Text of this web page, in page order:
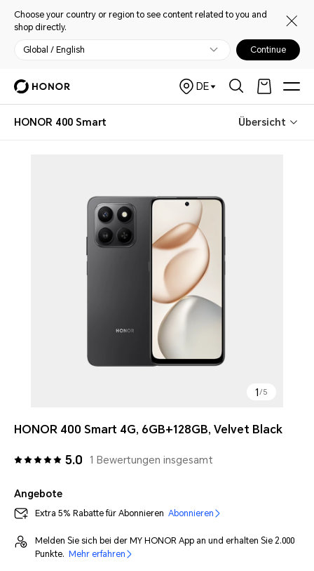
Choose your country or region to see content related to you and
shop directly.
Global / English Continue
DE
HONOR 400 Smart Übersicht
1 /5
HONOR 400 Smart 4G, 6GB+128GB, Velvet Black
5.0 1 Bewertungen insgesamt
Angebote
Extra 5% Rabatte für Abonnieren Abonnieren
Melden Sie sich bei der MY HONOR App an und erhalten Sie 2.000
Punkte.
Mehr erfahren